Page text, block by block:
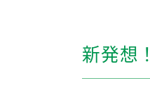
新発想